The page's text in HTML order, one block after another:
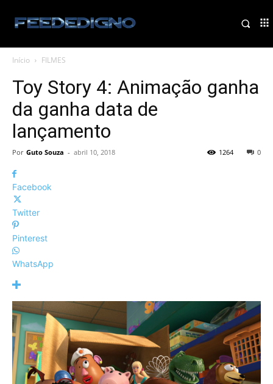
Início FILMES
Toy Story 4: Animação ganha
da ganha data de
lançamento
Por Guto Souza - abril 10, 2018 0
1264
Facebook
Twitter
Pinterest
WhatsApp